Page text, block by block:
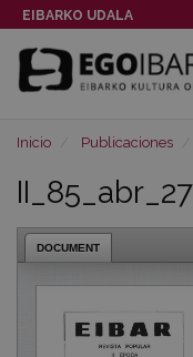
EIBARKO UDALA
Inicio Publicaciones
DOCUMENT